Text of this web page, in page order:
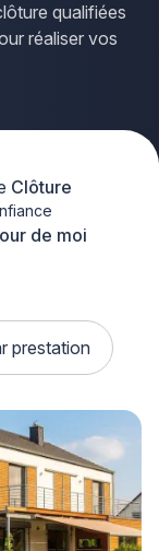
qualifiées
réaliser vos
de moi
prestation
Clôture